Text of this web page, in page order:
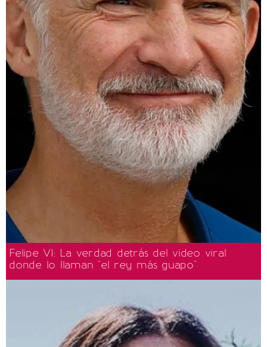
Felipe VI: La verdad detrás del video viral
donde lo llaman "el rey más guapo"